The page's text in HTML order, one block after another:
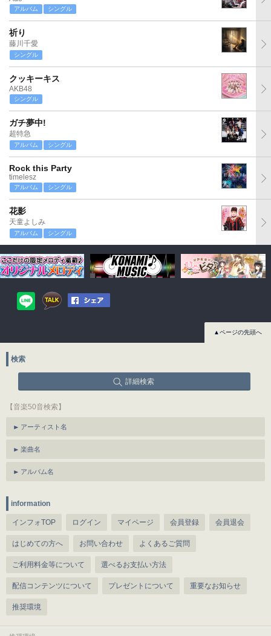
アルバム シングル
祈り
藤川千愛
シングル
クッキーキス
AKB48
シングル
ガチ夢中!
超特急
アルバム シングル
Rock this Party
timelesz
アルバム シングル
花影
天童よしみ
アルバム シングル
▲ページの先頭へ
検索
詳細検索
【音楽50音検索】
アーティスト名
楽曲名
アルバム名
information
インフォTOP ログイン マイページ 会員登録 会員退会
はじめての方へ お問い合わせ よくあるご質問
ご利用料金等について 選べるお支払い方法
配信コンテンツについて プレゼントについて 重要なお知らせ
推奨環境